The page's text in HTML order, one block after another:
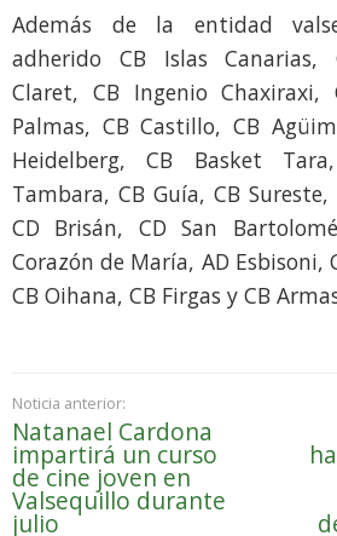
Además de la entidad
adherido CB Islas Canarias,
Claret, CB Ingenio Chaxiraxi,
Palmas, CB Castillo, CB
Heidelberg, CB Basket
Tambara, CB Guía, CB
CD Brisán, CD San
Corazón de María, AD Esbisoni,
CB Oihana, CB Firgas y CB
Noticia anterior:
Natanael Cardona
impartirá un curso
de cine joven en
Valsequillo durante
julio